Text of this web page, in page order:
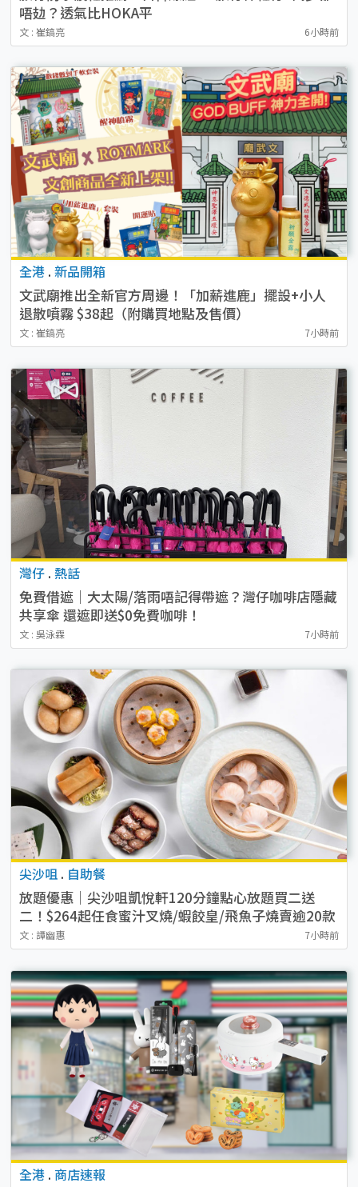
唔攰？透氣比HOKA平
文 : 崔鎬亮 6小時前
全港 . 新品開箱
文武廟推出全新官方周邊！「加薪進鹿」擺設+小人
退散噴霧 $38起（附購買地點及售價）
文 : 崔鎬亮 7小時前
灣仔 . 熱話
免費借遮｜大太陽/落雨唔記得帶遮？灣仔咖啡店隱藏
共享傘 還遮即送$0免費咖啡！
文 : 吳泳霖 7小時前
尖沙咀 . 自助餐
放題優惠｜尖沙咀凱悅軒120分鐘點心放題買二送
二！$264起任食蜜汁叉燒/蝦餃皇/飛魚子燒賣逾20款
點心
文 : 譚幽惠 7小時前
全港 . 商店速報